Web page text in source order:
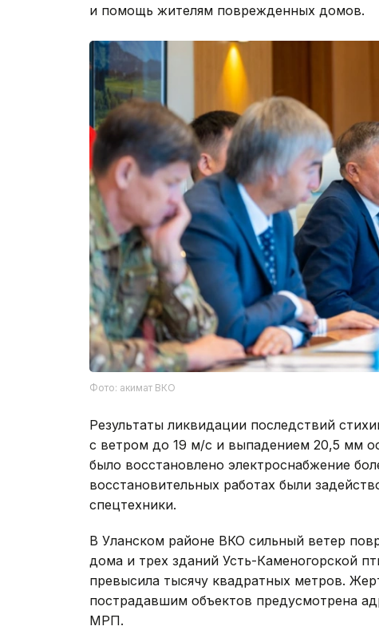
и помощь жителям поврежденных домов.
Фото: акимат ВКО
Результаты ликвидации последствий
с ветром до 19 м/с и выпадением 20,5 мм
было восстановлено электроснабжение
восстановительных работах были
спецтехники.
В Уланском районе ВКО сильный ветер
дома и трех зданий Усть-Каменогорской
превысила тысячу квадратных метров.
пострадавшим объектов предусмотрена
МРП.